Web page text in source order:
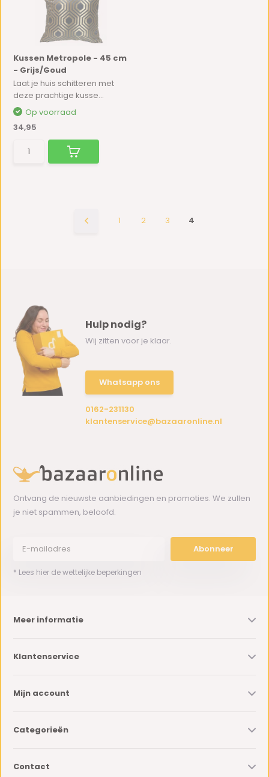
Kussen Metropole - 45 cm
- Grijs/Goud
Laat je huis schitteren met
deze prachtige kusse...
Op voorraad
34,95
1 2 3 4
Hulp nodig?
Wij zitten voor je klaar.
Whatsapp ons
0162-231130
klantenservice@bazaaronline.nl
Ontvang de nieuwste aanbiedingen en promoties. We zullen
je niet spammen, beloofd.
Abonneer
* Lees hier de wettelijke beperkingen
Meer informatie
Klantenservice
Mijn account
Categorieën
Contact